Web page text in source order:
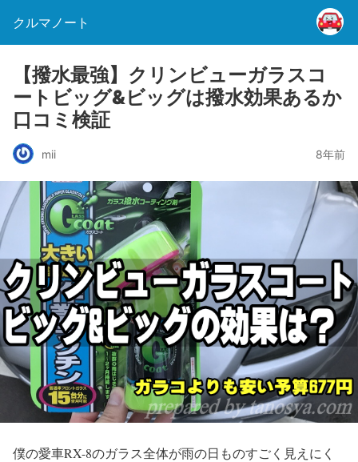
クルマノート
【撥水最強】クリンビューガラスコ
ートビッグ&ビッグは撥水効果あるか
口コミ検証
mii 8年前
僕の愛車RX-8のガラス全体が雨の日ものすごく見えにく